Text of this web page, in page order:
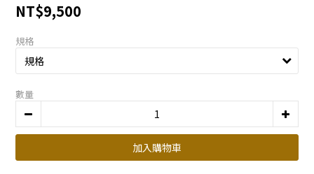
NT$9,500
規格
數量
加入購物車